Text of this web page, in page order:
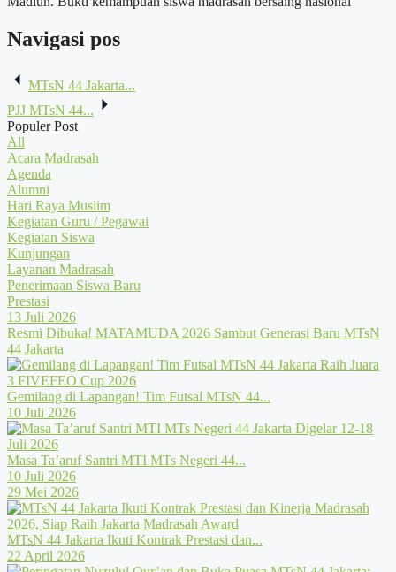
Navigasi pos
MTsN 44 Jakarta...
PJJ MTsN 44...
Populer Post
All
Acara Madrasah
Agenda
Alumni
Hari Raya Muslim
Kegiatan Guru / Pegawai
Kegiatan Siswa
Kunjungan
Layanan Madrasah
Penerimaan Siswa Baru
Prestasi
13 Juli 2026
Resmi Dibuka! MATAMUDA 2026 Sambut Generasi Baru MTsN
44 Jakarta
Gemilang di Lapangan! Tim Futsal MTsN 44...
10 Juli 2026
Masa Ta’aruf Santri MTI MTs Negeri 44...
10 Juli 2026
29 Mei 2026
MTsN 44 Jakarta Ikuti Kontrak Prestasi dan...
22 April 2026